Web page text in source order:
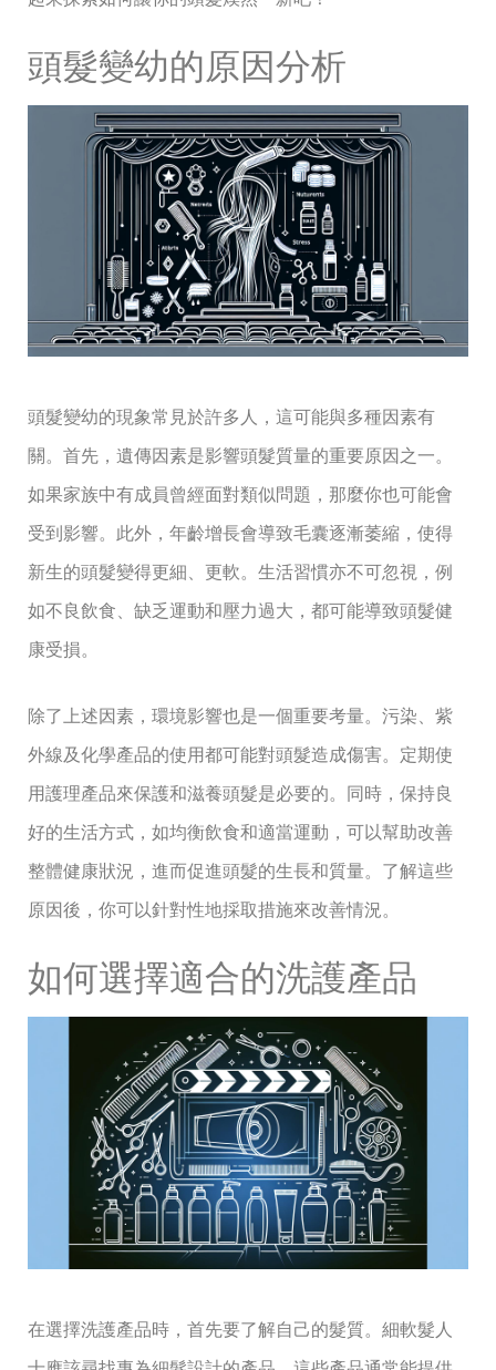
頭髮變幼的原因分析
頭髮變幼的現象常見於許多人，這可能與多種因素有
關。首先，遺傳因素是影響頭髮質量的重要原因之一。
如果家族中有成員曾經面對類似問題，那麼你也可能會
受到影響。此外，年齡增長會導致毛囊逐漸萎縮，使得
新生的頭髮變得更細、更軟。生活習慣亦不可忽視，例
如不良飲食、缺乏運動和壓力過大，都可能導致頭髮健
康受損。
除了上述因素，環境影響也是一個重要考量。污染、紫
外線及化學產品的使用都可能對頭髮造成傷害。定期使
用護理產品來保護和滋養頭髮是必要的。同時，保持良
好的生活方式，如均衡飲食和適當運動，可以幫助改善
整體健康狀況，進而促進頭髮的生長和質量。了解這些
原因後，你可以針對性地採取措施來改善情況。
如何選擇適合的洗護產品
在選擇洗護產品時，首先要了解自己的髮質。細軟髮人